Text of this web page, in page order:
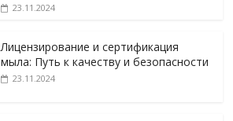
23.11.2024
Лицензирование и сертификация
мыла: Путь к качеству и безопасности
23.11.2024